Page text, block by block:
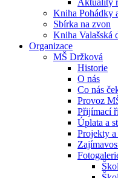
Aktuality
Kniha Pohádky
Sbírka na zvon
Kniha Valašská
Organizace
MŠ Držková
Historie
O nás
Co nás
Provoz
Přijímací
Úplata a
Projekty